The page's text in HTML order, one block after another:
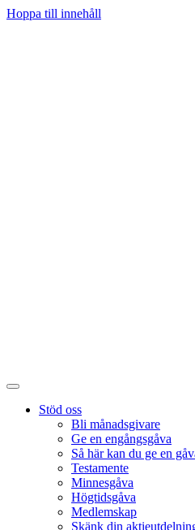
Hoppa till innehåll
Stöd oss
Bli månadsgivare
Ge en engångsgåva
Så här kan du ge en
Testamente
Minnesgåva
Högtidsgåva
Medlemskap
Skänk din